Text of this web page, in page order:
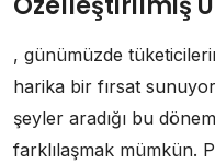
, günümüzde
harika bir fırsat
şeyler aradığı bu
farklılaşmak mümkün.